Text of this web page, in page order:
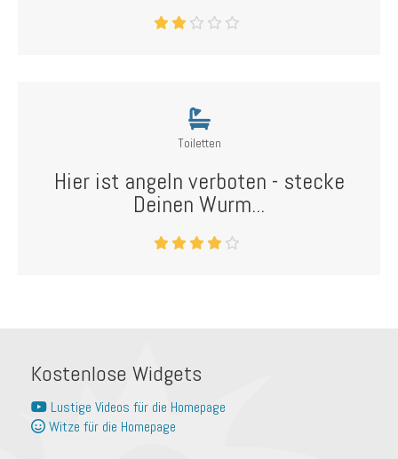
Toiletten
Hier ist angeln verboten - stecke
Deinen Wurm...
Kostenlose Widgets
Lustige Videos für die Homepage
Witze für die Homepage